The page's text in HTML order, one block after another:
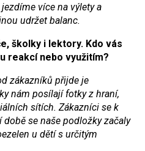
více na výlety a
udržet balanc.
školky i lektory. Kdo vás
reakcí nebo využitím?
zákazníků přijde je
nám posílají fotky z hraní,
sítích. Zákazníci se k
se naše podložky začaly
u dětí s určitým